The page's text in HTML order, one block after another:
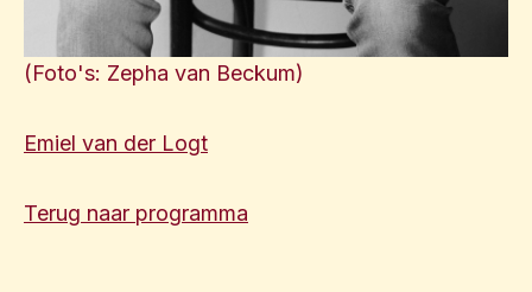
(Foto's: Zepha van Beckum)
Emiel van der Logt
Terug naar programma